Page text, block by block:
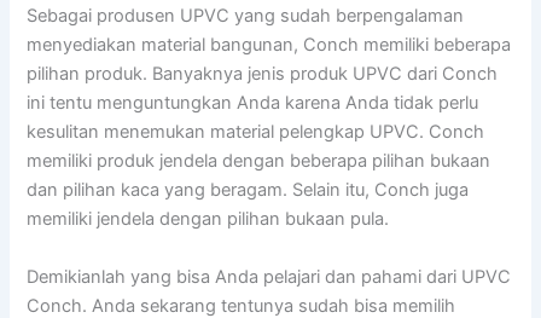
Sebagai produsen UPVC yang sudah berpengalaman
menyediakan material bangunan, Conch memiliki beberapa
pilihan produk. Banyaknya jenis produk UPVC dari Conch
ini tentu menguntungkan Anda karena Anda tidak perlu
kesulitan menemukan material pelengkap UPVC. Conch
memiliki produk jendela dengan beberapa pilihan bukaan
dan pilihan kaca yang beragam. Selain itu, Conch juga
memiliki jendela dengan pilihan bukaan pula.
Demikianlah yang bisa Anda pelajari dan pahami dari UPVC
Conch. Anda sekarang tentunya sudah bisa memilih